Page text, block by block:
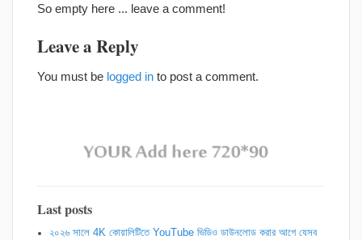
So empty here ... leave a comment!
Leave a Reply
You must be logged in to post a comment.
Last posts
২০২৬ সালে 4K কোয়ালিটিতে YouTube ভিডিও ডাউনলোড করার আগে যেসব